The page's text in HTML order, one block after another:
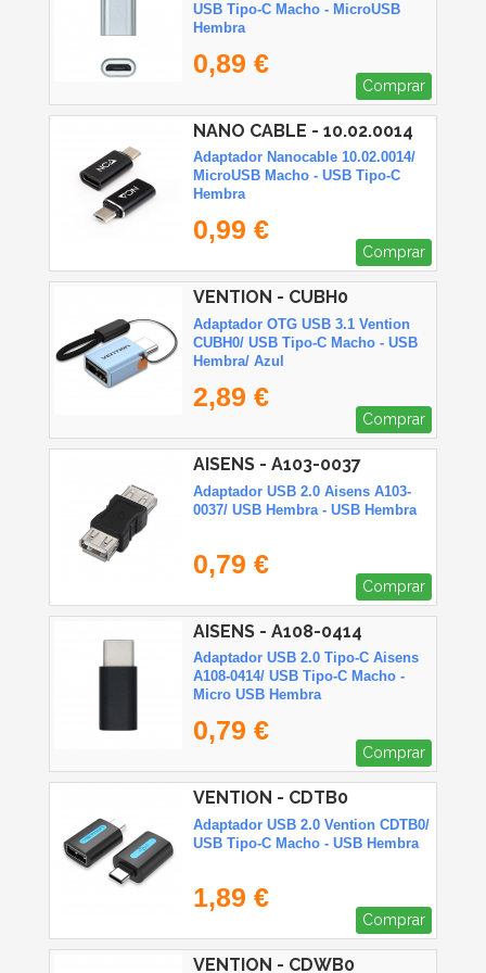
USB Tipo-C Macho - MicroUSB
Hembra
0,89 €
Comprar
NANO CABLE - 10.02.0014
Adaptador Nanocable 10.02.0014/
MicroUSB Macho - USB Tipo-C
Hembra
0,99 €
Comprar
VENTION - CUBH0
Adaptador OTG USB 3.1 Vention
CUBH0/ USB Tipo-C Macho - USB
Hembra/ Azul
2,89 €
Comprar
AISENS - A103-0037
Adaptador USB 2.0 Aisens A103-
0037/ USB Hembra - USB Hembra
0,79 €
Comprar
AISENS - A108-0414
Adaptador USB 2.0 Tipo-C Aisens
A108-0414/ USB Tipo-C Macho -
Micro USB Hembra
0,79 €
Comprar
VENTION - CDTB0
Adaptador USB 2.0 Vention CDTB0/
USB Tipo-C Macho - USB Hembra
1,89 €
Comprar
VENTION - CDWB0